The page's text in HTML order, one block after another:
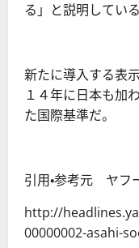
る」と説明している
新たに導入する表
１４年に日本も加
た国際基準だ。
引用・参考元 ヤ
http://
00000002-asahi-